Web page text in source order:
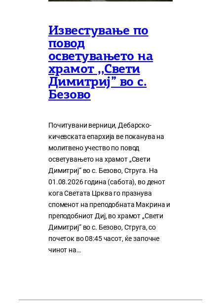
Известување по
повод
осветувањето на
храмот ,,Свети
Димитриј” во с.
Безово
Почитувани верници, Дебарско-
кичевската епархија ве поканува на
молитвено учество по повод
осветувањето на храмот „Свети
Димитриј“ во с. Безово, Струга. На
01.08.2026 година (сабота), во денот
кога Светата Црква го празнува
споменот на преподобната Макрина и
преподобниот Диј, во храмот „Свети
Димитриј“ во с. Безово, Струга, со
почеток во 08:45 часот, ќе започне
чинот на…